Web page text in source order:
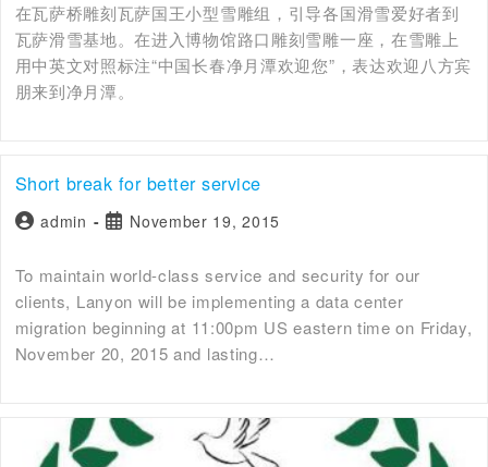
在瓦萨桥雕刻瓦萨国王小型雪雕组，引导各国滑雪爱好者到
瓦萨滑雪基地。在进入博物馆路口雕刻雪雕一座，在雪雕上
用中英文对照标注“中国长春净月潭欢迎您”，表达欢迎八方宾
朋来到净月潭。
Short break for better service
admin November 19, 2015
To maintain world-class service and security for our
clients, Lanyon will be implementing a data center
migration beginning at 11:00pm US eastern time on Friday,
November 20, 2015 and lasting…